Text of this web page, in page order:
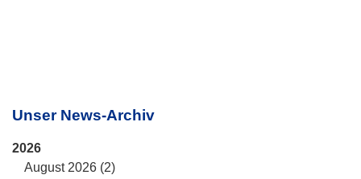
Unser News-Archiv
2026
August 2026 (2)